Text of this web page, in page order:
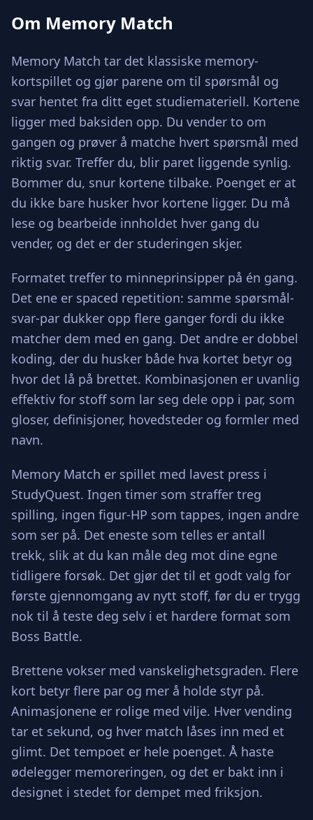
Om Memory Match
Memory Match tar det klassiske memory-
kortspillet og gjør parene om til spørsmål og
svar hentet fra ditt eget studiemateriell. Kortene
ligger med baksiden opp. Du vender to om
gangen og prøver å matche hvert spørsmål med
riktig svar. Treffer du, blir paret liggende synlig.
Bommer du, snur kortene tilbake. Poenget er at
du ikke bare husker hvor kortene ligger. Du må
lese og bearbeide innholdet hver gang du
vender, og det er der studeringen skjer.
Formatet treffer to minneprinsipper på én gang.
Det ene er spaced repetition: samme spørsmål-
svar-par dukker opp flere ganger fordi du ikke
matcher dem med en gang. Det andre er dobbel
koding, der du husker både hva kortet betyr og
hvor det lå på brettet. Kombinasjonen er uvanlig
effektiv for stoff som lar seg dele opp i par, som
gloser, definisjoner, hovedsteder og formler med
navn.
Memory Match er spillet med lavest press i
StudyQuest. Ingen timer som straffer treg
spilling, ingen figur-HP som tappes, ingen andre
som ser på. Det eneste som telles er antall
trekk, slik at du kan måle deg mot dine egne
tidligere forsøk. Det gjør det til et godt valg for
første gjennomgang av nytt stoff, før du er trygg
nok til å teste deg selv i et hardere format som
Boss Battle.
Brettene vokser med vanskelighetsgraden. Flere
kort betyr flere par og mer å holde styr på.
Animasjonene er rolige med vilje. Hver vending
tar et sekund, og hver match låses inn med et
glimt. Det tempoet er hele poenget. Å haste
ødelegger memoreringen, og det er bakt inn i
designet i stedet for dempet med friksjon.